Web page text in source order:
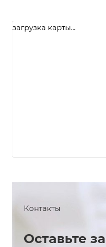
загрузка карты...
Контакты
Оставьте